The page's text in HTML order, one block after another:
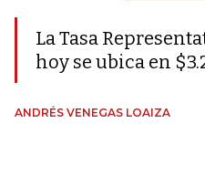
La Tasa
hoy se ubica en
ANDRÉS VENEGAS LOAIZA